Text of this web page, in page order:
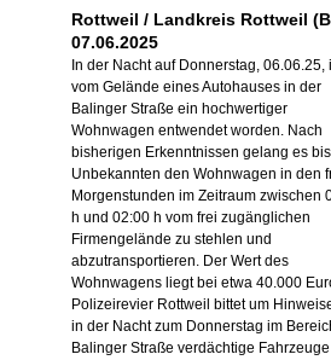
Rottweil / Landkreis Rottweil
07.06.2025
In der Nacht auf Donnerstag, 06.06.25,
vom Gelände eines Autohauses in der
Balinger Straße ein hochwertiger
Wohnwagen entwendet worden. Nach
bisherigen Erkenntnissen gelang es
Unbekannten den Wohnwagen in den
Morgenstunden im Zeitraum zwischen
h und 02:00 h vom frei zugänglichen
Firmengelände zu stehlen und
abzutransportieren. Der Wert des
Wohnwagens liegt bei etwa 40.000
Polizeirevier Rottweil bittet um
in der Nacht zum Donnerstag im
Balinger Straße verdächtige